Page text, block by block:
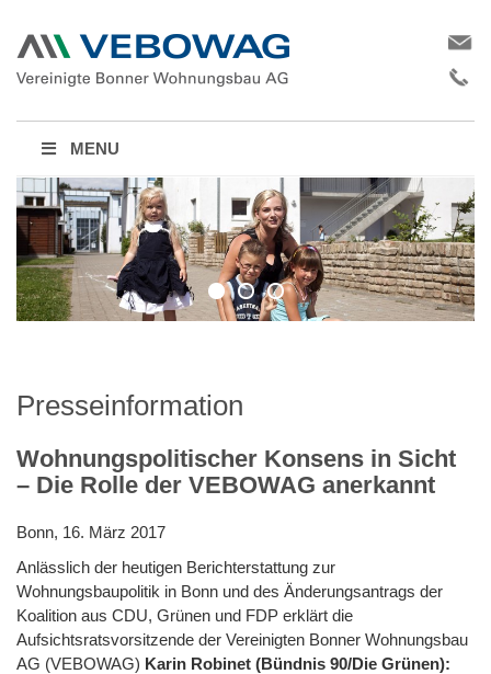
MENU
Presseinformation
Wohnungspolitischer Konsens in Sicht
– Die Rolle der VEBOWAG anerkannt
Bonn, 16. März 2017
Anlässlich der heutigen Berichterstattung zur
Wohnungsbaupolitik in Bonn und des Änderungsantrags der
Koalition aus CDU, Grünen und FDP erklärt die
Aufsichtsratsvorsitzende der Vereinigten Bonner Wohnungsbau
AG (VEBOWAG) Karin Robinet (Bündnis 90/Die Grünen):